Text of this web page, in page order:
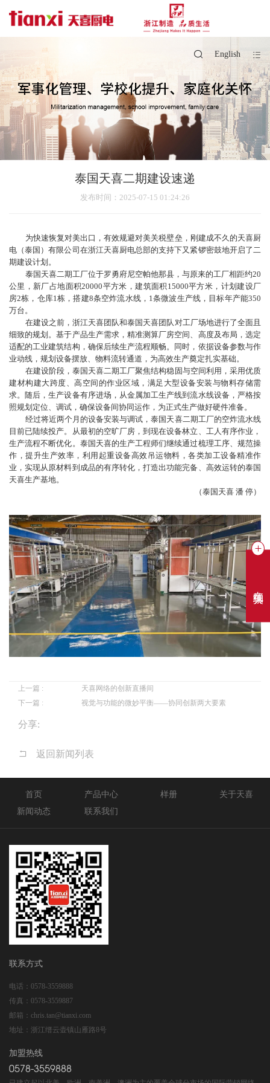
English
泰国天喜二期建设速递
发布时间 ：2025-07-15 01:24:26
为快速恢复对美出口，有效规避对美关税壁垒，刚建成不久的天喜厨
电（泰国）有限公司在浙江天喜厨电总部的支持下又紧锣密鼓地开启了二
期建设计划。
泰国天喜二期工厂位于罗勇府尼空帕他那县，与原来的工厂相距约20
公里，新厂占地面积20000平方米，建筑面积15000平方米，计划建设厂
房2栋，仓库1栋，搭建8条空炸流水线，1条微波生产线，目标年产能350
万台。
在建设之前，浙江天喜团队和泰国天喜团队对工厂场地进行了全面且
细致的规划。基于产品生产需求，精准测算厂房空间、高度及布局，选定
适配的工业建筑结构，确保后续生产流程顺畅。同时，依据设备参数与作
业动线，规划设备摆放、物料流转通道，为高效生产奠定扎实基础。
在建设阶段，泰国天喜二期工厂聚焦结构稳固与空间利用，采用优质
建材构建大跨度、高空间的作业区域，满足大型设备安装与物料存储需
求。随后，生产设备有序进场，从金属加工生产线到流水线设备，严格按
照规划定位、调试，确保设备间协同运作，为正式生产做好硬件准备。
经过将近两个月的设备安装与调试，泰国天喜二期工厂的空炸流水线
目前已陆续投产。从最初的空旷厂房，到现在设备林立、工人有序作业，
生产流程不断优化。泰国天喜的生产工程师们继续通过梳理工序、规范操
作，提升生产效率，利用起重设备高效吊运物料，各类加工设备精准作
业，实现从原材料到成品的有序转化，打造出功能完备、高效运转的泰国
天喜生产基地。
（泰国天喜 潘 停）
上一篇 :
天喜网络的创新直播间
下一篇 :
视觉与功能的微妙平衡——协同创新两大要素
分享:
返回新闻列表
首页 产品中心 样册
关于天喜
新闻动态
联系我们
联系方式
电话： 0578-3559888
传真： 0578-3559887
邮箱： chris.tan@tianxi.com
地址： 浙江缙云壶镇山雁路8号
加盟热线
0578-3559888